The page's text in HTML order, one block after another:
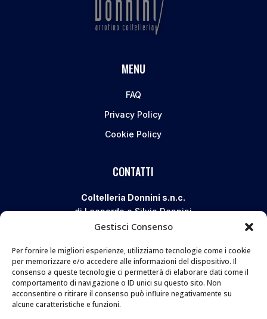
Gestisci Consenso
Per fornire le migliori esperienze, utilizziamo tecnologie come i cookie
per memorizzare e/o accedere alle informazioni del dispositivo. Il
consenso a queste tecnologie ci permetterà di elaborare dati come il
comportamento di navigazione o ID unici su questo sito. Non
acconsentire o ritirare il consenso può influire negativamente su
alcune caratteristiche e funzioni.
MENU
FAQ
Privacy Policy
Cookie Policy
CONTATTI
Coltelleria Donnini s.n.c.
di Leonardo e Silvia Donnini
Via Giovanni Lanza, 70 – 50136 FIRENZE
Telefono e WhatsApp:055 661 438
Email: info@donninicoltelleria.it
FOLLOW